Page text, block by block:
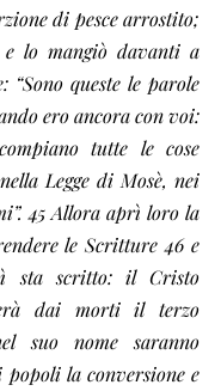
di pesce arrostito;
lo mangiò davanti a
“Sono queste le parole
ero ancora con voi:
tutte le cose
Legge di Mosè, nei
45 Allora aprì loro la
le Scritture 46 e
sta scritto: il Cristo
dai morti il terzo
suo nome saranno
la conversione e